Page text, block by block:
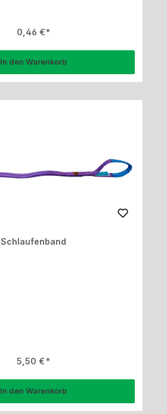
Regulärer Preis:
0,46 €
In den Warenkorb
Schlaufenband
Regulärer Preis:
5,50 €
In den Warenkorb